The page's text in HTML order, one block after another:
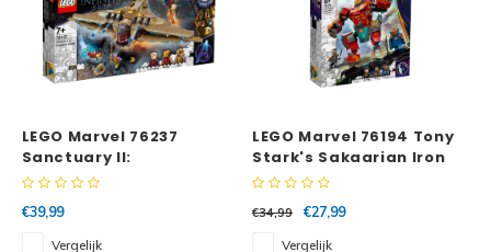
LEGO Marvel 76237
Sanctuary II:
Eindgevecht
€39,99
Vergelijk
LEGO Marvel 76194 Tony
Stark's Sakaarian Iron
Man
€34,99
€27,99
Vergelijk